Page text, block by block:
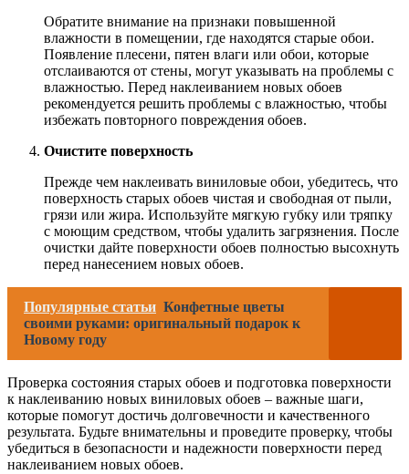
Обратите внимание на признаки повышенной
влажности в помещении, где находятся старые обои.
Появление плесени, пятен влаги или обои, которые
отслаиваются от стены, могут указывать на проблемы с
влажностью. Перед наклеиванием новых обоев
рекомендуется решить проблемы с влажностью, чтобы
избежать повторного повреждения обоев.
Очистите поверхность
Прежде чем наклеивать виниловые обои, убедитесь, что
поверхность старых обоев чистая и свободная от пыли,
грязи или жира. Используйте мягкую губку или тряпку
с моющим средством, чтобы удалить загрязнения. После
очистки дайте поверхности обоев полностью высохнуть
перед нанесением новых обоев.
Популярные статьи Конфетные цветы
своими руками: оригинальный подарок к
Новому году
Проверка состояния старых обоев и подготовка поверхности
к наклеиванию новых виниловых обоев – важные шаги,
которые помогут достичь долговечности и качественного
результата. Будьте внимательны и проведите проверку, чтобы
убедиться в безопасности и надежности поверхности перед
наклеиванием новых обоев.